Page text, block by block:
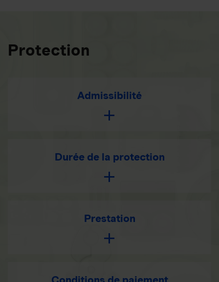
Protection
Admissibilité
Durée de la protection
Prestation